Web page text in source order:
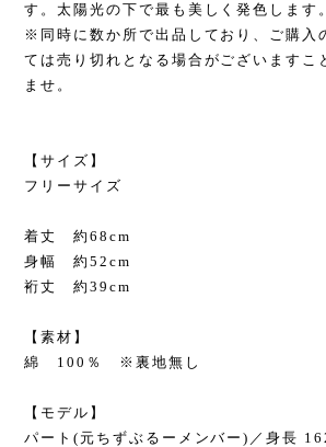
す。太陽光の下で最も美しく発色します。
※同時に数か所で出品しており、ご購入
ては売り切れとなる場合がございますこ
ませ。
【サイズ】
フリーサイズ
着丈 約68cm
身幅 約52cm
裄丈 約39cm
【素材】
綿 100％ ※裏地無し
【モデル】
パート(元ちずぶるーメンバー)／身長